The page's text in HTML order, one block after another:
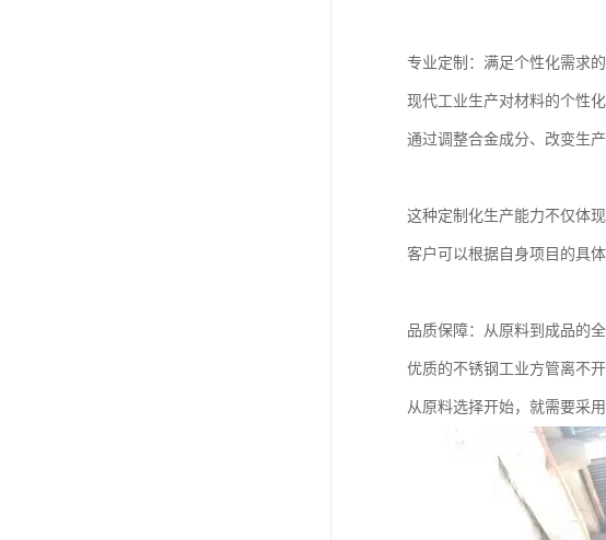
专业定制：满足个性化需求
现代工业生产对材料的个性
通过调整合金成分、改变生
这种定制化生产能力不仅体
客户可以根据自身项目的具
品质保障：从原料到成品的
优质的不锈钢工业方管离不
从原料选择开始，就需要采